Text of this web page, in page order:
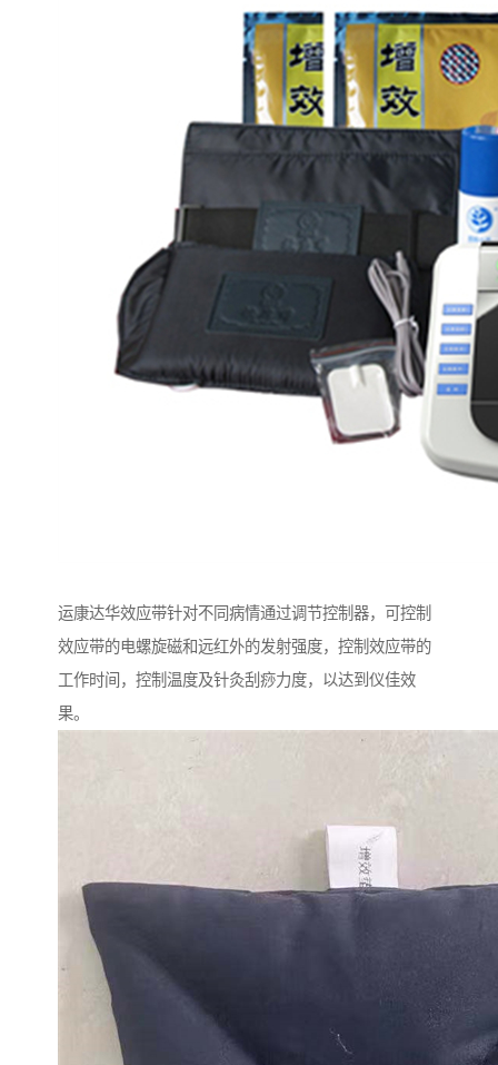
运康达华效应带针对不同病情通过调节控制器，可控制
效应带的电螺旋磁和远红外的发射强度，控制效应带的
工作时间，控制温度及针灸刮痧力度，以达到仪佳效
果。